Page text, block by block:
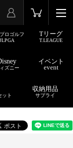
ロゴルフ
JLPGA
Tリーグ
T.LEAGUE
ズニー
イベント
event
ット
収納用品
サプライ